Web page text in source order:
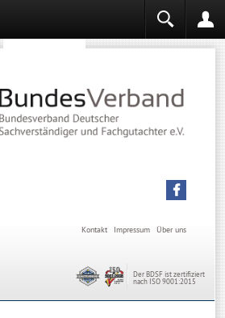
Über uns
Impressum
Kontakt
Der BDSF ist zertifiziert
nach ISO 9001:2015